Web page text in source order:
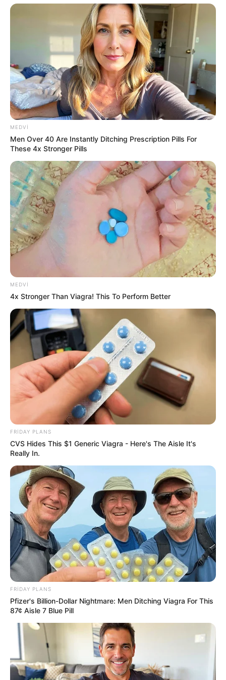
HÜQUQ
Sabiq məhkəmə sədrivəfat etdi
531 0 0
16:30 / 30 İyun 2026 CƏMİYYƏT
Bibisi qızına görə cinayət törədən şəxsdən
şikayət geri götürülmədi
0 0
15:53 / 29 İyun 2026 CƏMİYYƏT
Bakının bir qəsəbəsində SÖKÜNTÜ BAŞLADI:
Kompensasiya veriləcək
707
15:17 / 29 İyun 2026 REDAKTORUN SEÇİMİ
Xəzərdə görünməyən təhlükə:
Mütəxəssislərdən vacib xəbərdarlıq
2755 14
MEDVI
Men Over 40 Are Instantly Ditching Prescription Pills For
These 4x Stronger Pills
MEDVI
4x Stronger Than Viagra! This To Perform Better
FRIDAY PLANS
CVS Hides This $1 Generic Viagra - Here's The Aisle It's
Really In.
FRIDAY PLANS
Pfizer's Billion-Dollar Nightmare: Men Ditching Viagra For This
87¢ Aisle 7 Blue Pill